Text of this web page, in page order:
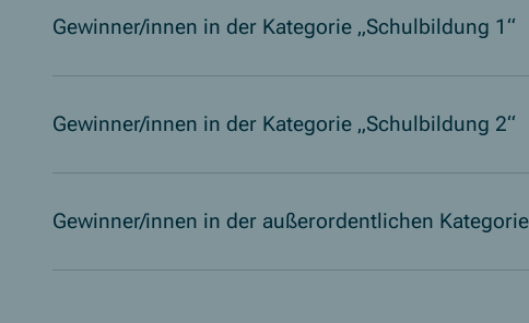
Gewinner/innen in der Kategorie „Schulbildung 1“
Gewinner/innen in der Kategorie „Schulbildung 2“
Gewinner/innen in der außerordentlichen